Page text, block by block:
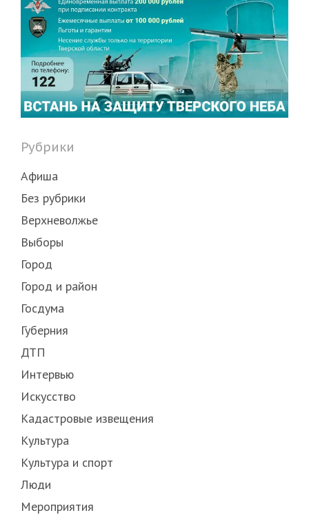
Рубрики
Афиша
Без рубрики
Верхневолжье
Выборы
Город
Город и район
Госдума
Губерния
ДТП
Интервью
Искусство
Кадастровые извещения
Культура
Культура и спорт
Люди
Мероприятия